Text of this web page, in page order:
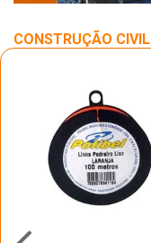
CONSTRUÇÃO CIVIL